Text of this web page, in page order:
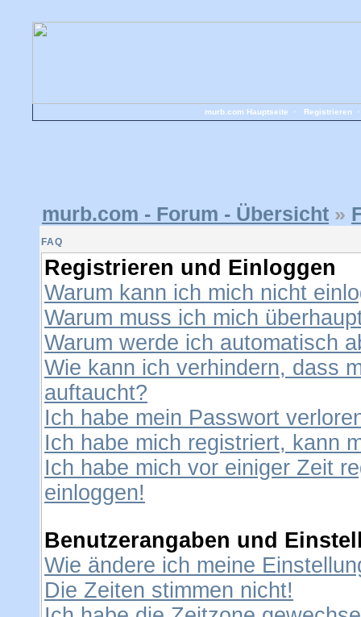
murb.com Hauptseite Registrieren
murb.com - Forum - Übersicht »
FAQ
Registrieren und Einloggen
Warum kann ich mich nicht
Warum muss ich mich
Warum werde ich automatisch
Wie kann ich verhindern, dass
auftaucht?
Ich habe mein Passwort
Ich habe mich registriert, kann
Ich habe mich vor einiger Zeit
einloggen!
Benutzerangaben und
Wie ändere ich meine
Die Zeiten stimmen nicht!